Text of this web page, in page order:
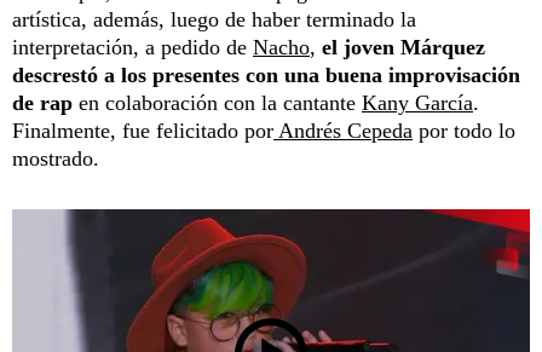
artística, además, luego de haber terminado la
interpretación, a pedido de Nacho, el joven Márquez
descrestó a los presentes con una buena improvisación
de rap en colaboración con la cantante Kany García.
Finalmente, fue felicitado por Andrés Cepeda por todo lo
mostrado.